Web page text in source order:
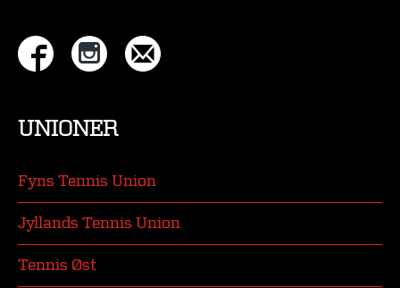
UNIONER
Fyns Tennis Union
Jyllands Tennis Union
Tennis Øst